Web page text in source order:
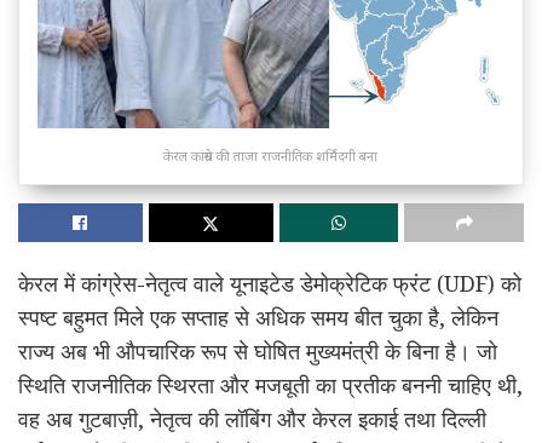
केरल कांग्रेस की ताज़ा राजनीतिक शर्मिंदगी बना
केरल में कांग्रेस-नेतृत्व वाले यूनाइटेड डेमोक्रेटिक फ्रंट (UDF) को
स्पष्ट बहुमत मिले एक सप्ताह से अधिक समय बीत चुका है, लेकिन
राज्य अब भी औपचारिक रूप से घोषित मुख्यमंत्री के बिना है। जो
स्थिति राजनीतिक स्थिरता और मजबूती का प्रतीक बननी चाहिए थी,
वह अब गुटबाज़ी, नेतृत्व की लॉबिंग और केरल इकाई तथा दिल्ली